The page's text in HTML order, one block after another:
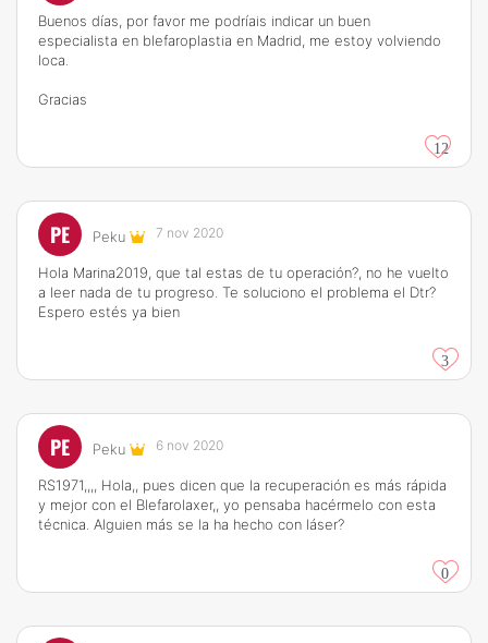
Buenos días, por favor me podríais indicar un buen
especialista en blefaroplastia en Madrid, me estoy volviendo
loca.
Gracias
12
PE Peku 7 nov 2020
Hola Marina2019, que tal estas de tu operación?, no he vuelto
a leer nada de tu progreso. Te soluciono el problema el Dtr?
Espero estés ya bien
3
PE Peku 6 nov 2020
RS1971,,,, Hola,, pues dicen que la recuperación es más rápida
y mejor con el Blefarolaxer,, yo pensaba hacérmelo con esta
técnica. Alguien más se la ha hecho con láser?
0